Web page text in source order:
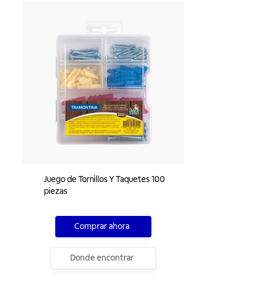
Juego de Tornillos Y Taquetes 100
piezas
Comprar ahora
Donde encontrar